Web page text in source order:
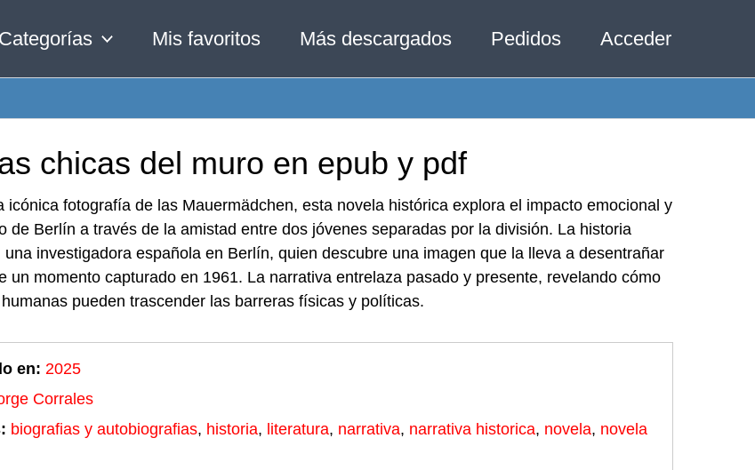
Categorías Mis favoritos Más descargados Pedidos Acceder
chicas del muro en epub y pdf
icónica fotografía de las Mauermädchen, esta novela histórica explora el impacto emocional y
de Berlín a través de la amistad entre dos jóvenes separadas por la división. La historia
una investigadora española en Berlín, quien descubre una imagen que la lleva a desentrañar
un momento capturado en 1961. La narrativa entrelaza pasado y presente, revelando cómo
pueden trascender las barreras físicas y políticas.
en: 2025
Corrales
biografias y autobiografias, historia, literatura, narrativa, narrativa historica, novela, novela